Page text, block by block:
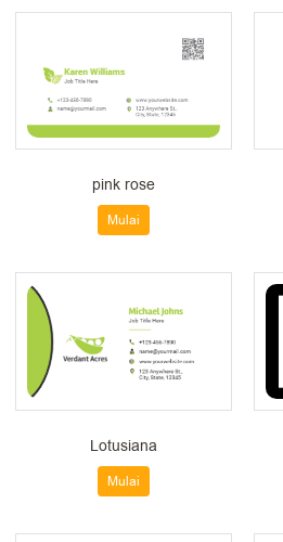
pink rose
Mulai
Lotusiana
Mulai